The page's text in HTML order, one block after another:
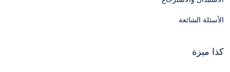
الأسئلة الشائعة
كذا ميزة